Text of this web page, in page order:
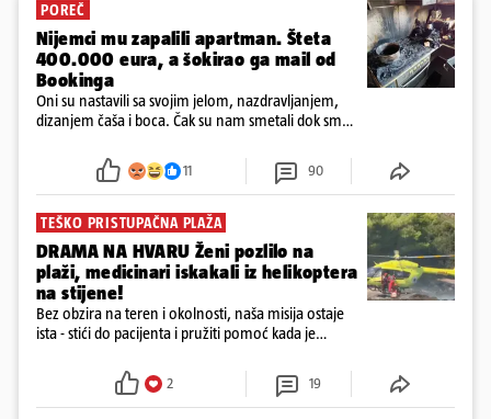
POREČ
Nijemci mu zapalili apartman. Šteta
400.000 eura, a šokirao ga mail od
Bookinga
Oni su nastavili sa svojim jelom, nazdravljanjem,
dizanjem čaša i boca. Čak su nam smetali dok smo
požar, rekao je vlasnik
11 90
TEŠKO PRISTUPAČNA PLAŽA
DRAMA NA HVARU Ženi pozlilo na
plaži, medicinari iskakali iz helikoptera
na stijene!
Bez obzira na teren i okolnosti, naša misija ostaje
ista - stići do pacijenta i pružiti pomoć kada je
2 19